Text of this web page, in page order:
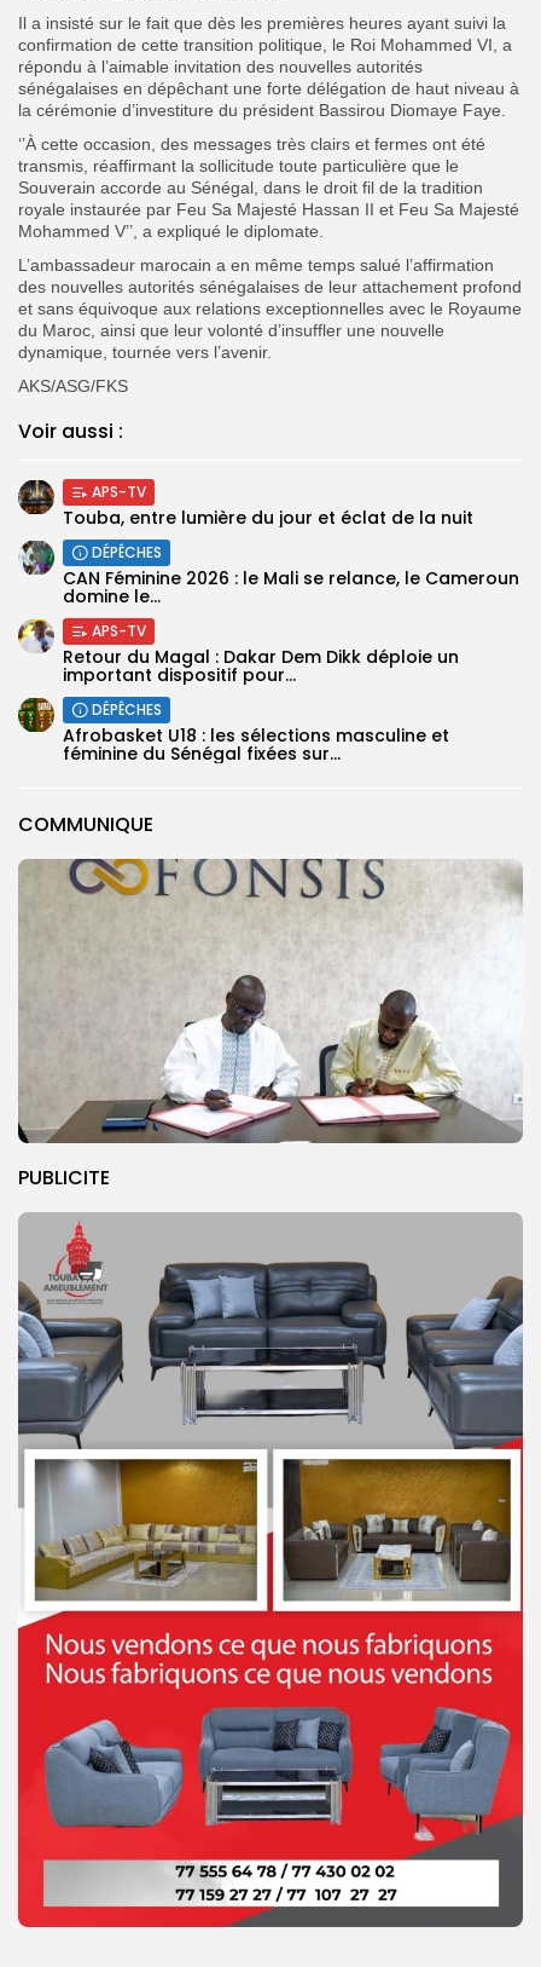
COMMUNIQUE
PUBLICITE
Il a insisté sur le fait que dès les premières heures ayant suivi la
confirmation de cette transition politique, le Roi Mohammed VI, a
répondu à l’aimable invitation des nouvelles autorités
sénégalaises en dépêchant une forte délégation de haut niveau à
la cérémonie d’investiture du président Bassirou Diomaye Faye.
‘’À cette occasion, des messages très clairs et fermes ont été
transmis, réaffirmant la sollicitude toute particulière que le
Souverain accorde au Sénégal, dans le droit fil de la tradition
royale instaurée par Feu Sa Majesté Hassan II et Feu Sa Majesté
Mohammed V’’, a expliqué le diplomate.
L’ambassadeur marocain a en même temps salué l’affirmation
des nouvelles autorités sénégalaises de leur attachement profond
et sans équivoque aux relations exceptionnelles avec le Royaume
du Maroc, ainsi que leur volonté d’insuffler une nouvelle
dynamique, tournée vers l’avenir.
AKS/ASG/FKS
Voir aussi :
APS-TV
Touba, entre lumière du jour et éclat de la nuit
DÉPÊCHES
‎CAN Féminine 2026 : le Mali se relance, le Cameroun
domine le...
APS-TV
Retour du Magal : Dakar Dem Dikk déploie un
important dispositif pour...
DÉPÊCHES
‎Afrobasket U18 : les sélections masculine et
féminine du Sénégal fixées sur...